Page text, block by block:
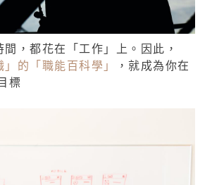
，都花在「工作」上。因此，
的「職能百科學」
，就成為你在
標